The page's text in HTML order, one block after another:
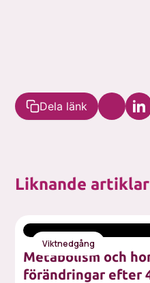
Dela länk
Liknande artiklar
Viktnedgång
Metabolism och
förändringar efter